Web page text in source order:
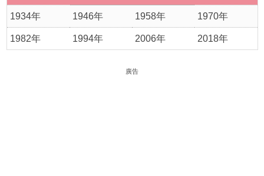
1934年 1946年 1958年 1970年
1982年 1994年 2006年 2018年
廣告